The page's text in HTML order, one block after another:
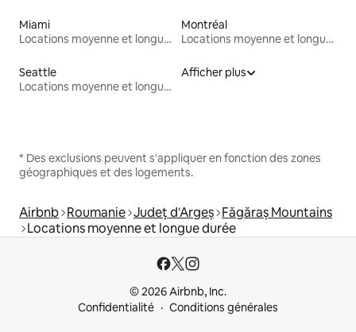
Miami
Locations moyenne et longue durée
Montréal
Locations moyenne et longue durée
Seattle
Locations moyenne et longue durée
Afficher plus
* Des exclusions peuvent s'appliquer en fonction des zones
géographiques et des logements.
Airbnb Roumanie Județ d'Argeș Făgăraș Mountains
Locations moyenne et longue durée
© 2026 Airbnb, Inc.
Confidentialité
Conditions générales